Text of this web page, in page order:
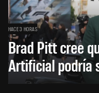
HACE 3 HORAS
Brad Pitt cree
Artificial podría